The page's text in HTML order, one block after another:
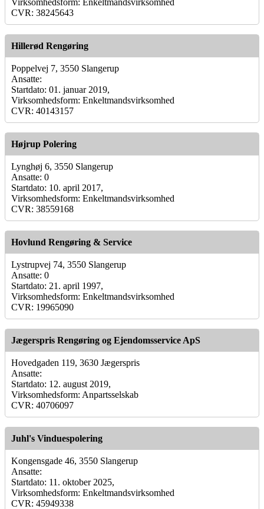
CVR: 38245643
Hillerød Rengøring
Poppelvej 7, 3550 Slangerup
Ansatte:
Startdato: 01. januar 2019,
Virksomhedsform: Enkeltmandsvirksomhed
CVR: 40143157
Højrup Polering
Lynghøj 6, 3550 Slangerup
Ansatte: 0
Startdato: 10. april 2017,
Virksomhedsform: Enkeltmandsvirksomhed
CVR: 38559168
Hovlund Rengøring & Service
Lystrupvej 74, 3550 Slangerup
Ansatte: 0
Startdato: 21. april 1997,
Virksomhedsform: Enkeltmandsvirksomhed
CVR: 19965090
Jægerspris Rengøring og Ejendomsservice ApS
Hovedgaden 119, 3630 Jægerspris
Ansatte:
Startdato: 12. august 2019,
Virksomhedsform: Anpartsselskab
CVR: 40706097
Juhl's Vinduespolering
Kongensgade 46, 3550 Slangerup
Ansatte:
Startdato: 11. oktober 2025,
Virksomhedsform: Enkeltmandsvirksomhed
CVR: 45949338